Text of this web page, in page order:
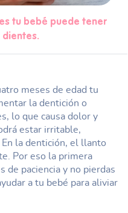
tu bebé puede tener
dientes.
meses de edad tu
la dentición o
lo que causa dolor y
estar irritable,
la dentición, el llanto
Por eso la primera
de paciencia y no pierdas
a tu bebé para aliviar